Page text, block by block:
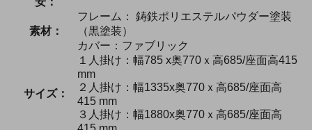
素材：
フレーム： 鋳鉄ポリエステルパウダー塗装
（黒塗装）
カバー：ファブリック
サイズ：
１人掛け：幅785 x奥770ｘ高685/座面高415
mm
２人掛け：幅1335x奥770ｘ高685/座面高
415 mm
３人掛け：幅1880x奥770ｘ高685/座面高